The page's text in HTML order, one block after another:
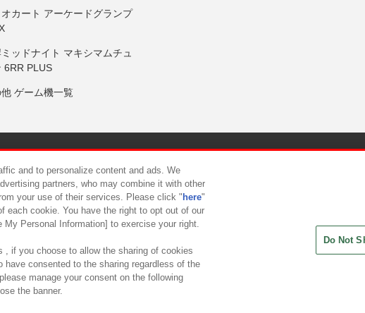
カート アーケードグランプ
ッドナイト マキシマムチュ
6RR PLUS
ゲーム機一覧
について カスタマーハラスメント対応方針
and to personalize content and ads. We
partners, who may combine it with other
your use of their services. Please click " here"
each cookie. You have the right to opt out of our
Personal Information] to exercise your right.
, if you choose to allow the sharing of cookies
have consented to the sharing regardless of the
manage your consent on the following
the banner.
Do Not